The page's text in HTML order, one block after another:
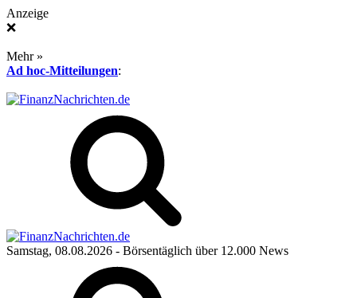
Anzeige
❌
Mehr »
Ad hoc-Mitteilungen:
Samstag, 08.08.2026 - Börsentäglich über 12.000 News